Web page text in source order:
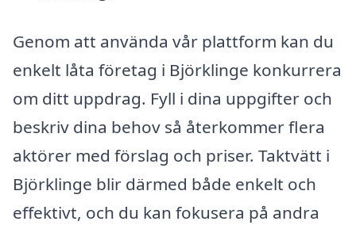
Genom att använda vår plattform kan du
enkelt låta företag i Björklinge konkurrera
om ditt uppdrag. Fyll i dina uppgifter och
beskriv dina behov så återkommer flera
aktörer med förslag och priser. Taktvätt i
Björklinge blir därmed både enkelt och
effektivt, och du kan fokusera på andra